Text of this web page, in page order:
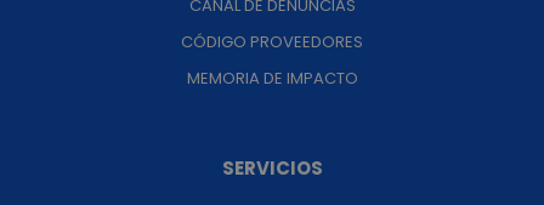
CANAL DE DENUNCIAS
CÓDIGO PROVEEDORES
MEMORIA DE IMPACTO
SERVICIOS